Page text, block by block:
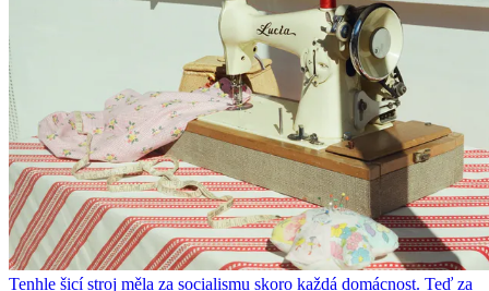
Tenhle šicí stroj měla za socialismu skoro každá domácnost. Teď za